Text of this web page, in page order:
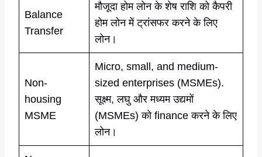
Balance
Transfer
मौजूदा होम लोन के शेष राशि को कैपरी
होम लोन में ट्रांसफर करने के लिए
लोन।
Non-
housing
MSME
Micro, small, and medium-
sized enterprises (MSMEs).
सूक्ष्म, लघु और मध्यम उद्यमों
(MSMEs) को finance करने के लिए
लोन।